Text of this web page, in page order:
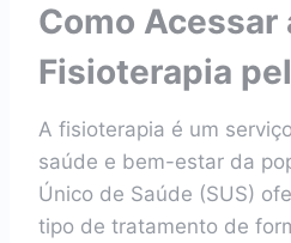
Como Acessar
Fisioterapia
A fisioterapia é um
saúde e bem-estar da
Único de Saúde (SUS)
tipo de tratamento de